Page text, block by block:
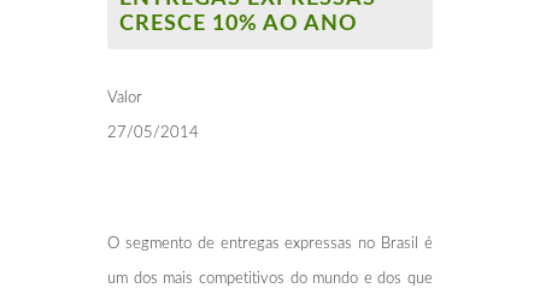
CRESCE 10% AO ANO
Valor
27/05/2014
O segmento de entregas expressas no Brasil é
um dos mais competitivos do mundo e dos que